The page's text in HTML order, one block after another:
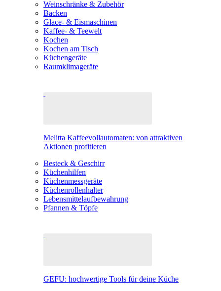
Weinschränke & Zubehör
Backen
Glace- & Eismaschinen
Kaffee- & Teewelt
Kochen
Kochen am Tisch
Küchengeräte
Raumklimageräte
Melitta Kaffeevollautomaten: von attraktiven
Aktionen profitieren
Besteck & Geschirr
Küchenhilfen
Küchenmessgeräte
Küchenrollenhalter
Lebensmittelaufbewahrung
Pfannen & Töpfe
GEFU: hochwertige Tools für deine Küche